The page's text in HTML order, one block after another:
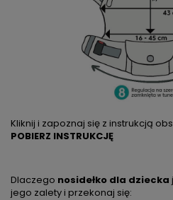
Kliknij i zapoznaj się z instrukcją
POBIERZ INSTRUKCJĘ
Dlaczego nosidełko dla dziecka
jego zalety i przekonaj się: